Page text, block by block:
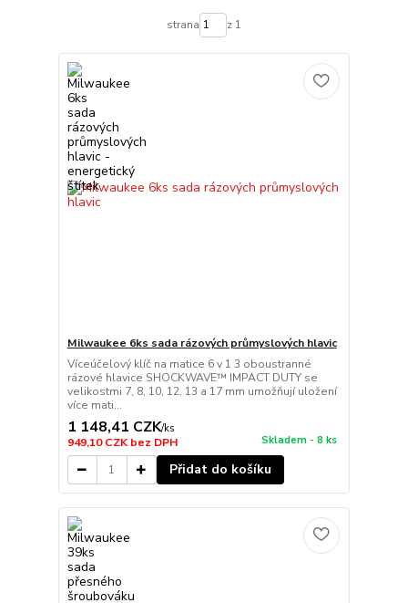
strana z 1
Milwaukee 6ks sada rázových průmyslových hlavic
Víceúčelový klíč na matice 6 v 1 3 oboustranné
rázové hlavice SHOCKWAVE™ IMPACT DUTY se
velikostmi 7, 8, 10, 12, 13 a 17 mm umožňují uložení
více mati...
1 148,41 CZK/ks
949,10 CZKbez DPH Skladem - 8 ks
Přidat do košíku